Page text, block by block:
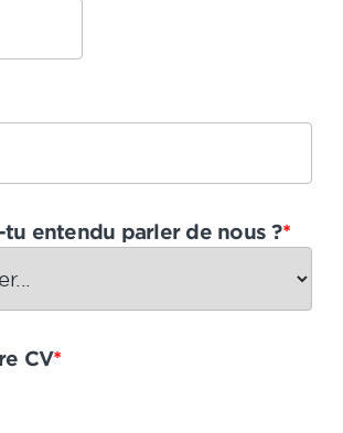
entendu parler de nous ?*
CV*